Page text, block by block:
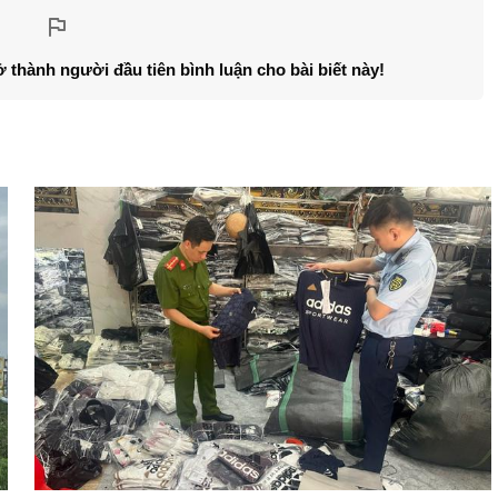
thành người đầu tiên bình luận cho bài biết này!